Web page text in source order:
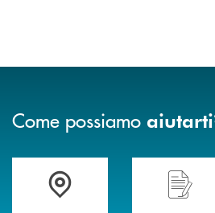
Come possiamo aiutarti
Accedi all' elenco completo delle filiali .
Hai bisogno